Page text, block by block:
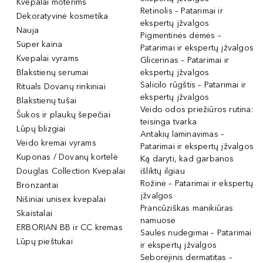
Kvepalai moterims
Dekoratyvinė kosmetika
Nauja
Super kaina
Kvepalai vyrams
Blakstienų serumai
Rituals Dovanų rinkiniai
Blakstienų tušai
Šukos ir plaukų šepečiai
Lūpų blizgiai
Veido kremai vyrams
Kuponas / Dovanų kortelė
Douglas Collection Kvepalai
Bronzantai
Nišiniai unisex kvepalai
Skaistalai
ERBORIAN BB ir CC kremas
Lūpų pieštukai
Retinolis – Patarimai ir
ekspertų įžvalgos
Pigmentinės dėmės –
Patarimai ir ekspertų įžvalgos
Glicerinas – Patarimai ir
ekspertų įžvalgos
Salicilo rūgštis – Patarimai ir
ekspertų įžvalgos
Veido odos priežiūros rutina:
teisinga tvarka
Antakių laminavimas –
Patarimai ir ekspertų įžvalgos
Ką daryti, kad garbanos
išliktų ilgiau
Rožinė – Patarimai ir ekspertų
įžvalgos
Prancūziškas manikiūras
namuose
Saulės nudegimai – Patarimai
ir ekspertų įžvalgos
Seborėjinis dermatitas –